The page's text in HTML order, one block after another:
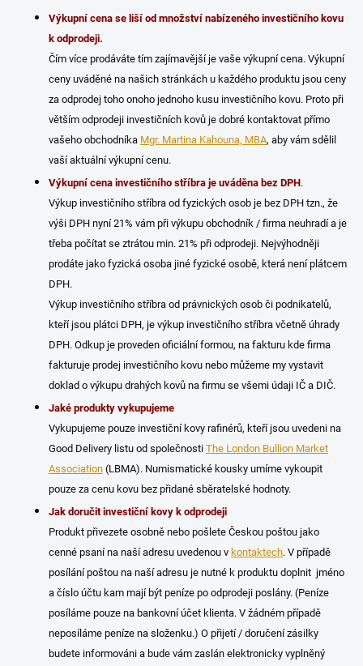
Výkupní cena se liší od množství nabízeného investičního kovu
k odprodeji.
Čím více prodáváte tím zajímavější je vaše výkupní cena. Výkupní
ceny uváděné na našich stránkách u každého produktu jsou ceny
za odprodej toho onoho jednoho kusu investičního kovu. Proto při
větším odprodeji investičních kovů je dobré kontaktovat přímo
vašeho obchodníka Mgr. Martina Kahouna, MBA, aby vám sdělil
vaší aktuální výkupní cenu.
Výkupní cena investičního stříbra je uváděna bez DPH.
Výkup investičního stříbra od fyzických osob je bez DPH tzn., že
výši DPH nyní 21% vám při výkupu obchodník / firma neuhradí a je
třeba počítat se ztrátou min. 21% při odprodeji. Nejvýhodněji
prodáte jako fyzická osoba jiné fyzické osobě, která není plátcem
DPH.
Výkup investičního stříbra od právnických osob či podnikatelů,
kteří jsou plátci DPH, je výkup investičního stříbra včetně úhrady
DPH. Odkup je proveden oficiální formou, na fakturu kde firma
fakturuje prodej investičního kovu nebo můžeme my vystavit
doklad o výkupu drahých kovů na firmu se všemi údaji IČ a DIČ.
Jaké produkty vykupujeme
Vykupujeme pouze investiční kovy rafinérů, kteří jsou uvedeni na
Good Delivery listu od společnosti The London Bullion Market
Association (LBMA). Numismatické kousky umíme vykoupit
pouze za cenu kovu bez přidané sběratelské hodnoty.
Jak doručit investiční kovy k odprodeji
Produkt přivezete osobně nebo pošlete Českou poštou jako
cenné psaní na naší adresu uvedenou v kontaktech. V případě
posílání poštou na naší adresu je nutné k produktu doplnit jméno
a číslo účtu kam mají být peníze po odprodeji poslány. (Peníze
posíláme pouze na bankovní účet klienta. V žádném případě
neposíláme peníze na složenku.) O přijetí / doručení zásilky
budete informováni a bude vám zaslán elektronicky vyplněný